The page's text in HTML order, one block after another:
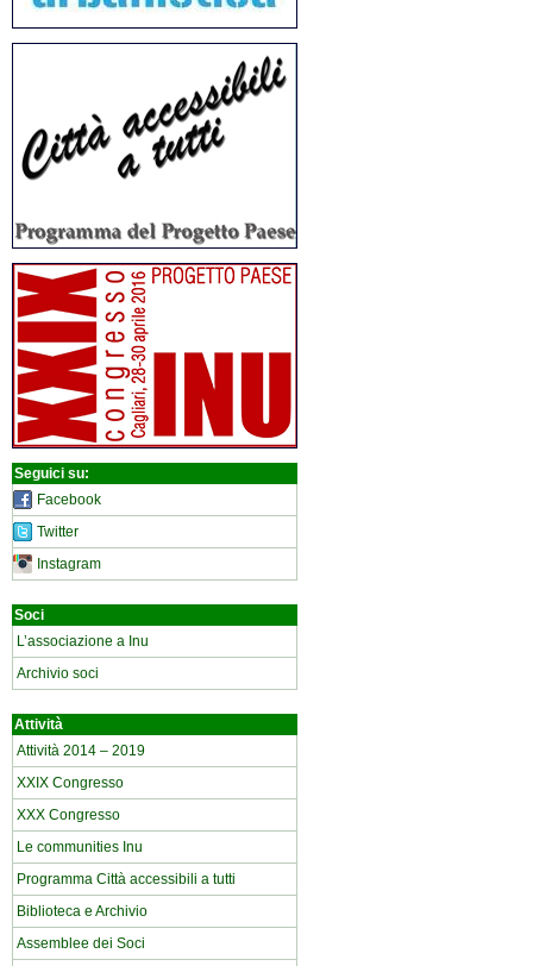
Seguici su:
Facebook
Twitter
Instagram
Soci
L’associazione a Inu
Archivio soci
Attività
Attività 2014 – 2019
XXIX Congresso
XXX Congresso
Le communities Inu
Programma Città accessibili a tutti
Biblioteca e Archivio
Assemblee dei Soci